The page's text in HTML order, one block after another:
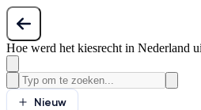
Hoe werd het kiesrecht in Nederland
Nieuw